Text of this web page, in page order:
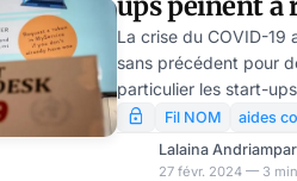
COVID
La crise du COVID-19
sans précédent pour
particulier les start-
à ces défis, le
place le Future Fund,
financement
Fil NOM
aides
Lalaina
27 févr. 2024 — 3